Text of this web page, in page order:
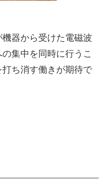
器から受けた電磁波
集中を同時に行うこ
ち消す働きが期待で